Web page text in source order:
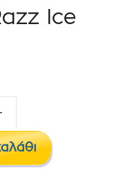
Ice
Blue
Razz